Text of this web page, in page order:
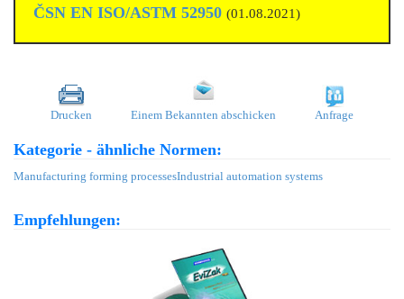
ČSN EN ISO/ASTM 52950 (01.08.2021)
Drucken Einem Bekannten abschicken Anfrage
Kategorie - ähnliche Normen:
Manufacturing forming processesIndustrial automation systems
Empfehlungen: